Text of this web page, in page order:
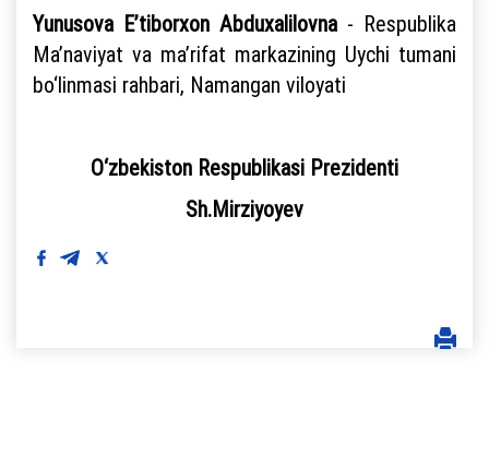
Yunusova E’tiborxon Abduxalilovna- Respublika
Ma’naviyat va ma’rifat markazining Uychi tumani
bo‘linmasi rahbari, Namangan viloyati
O‘zbekiston Respublikasi Prezidenti
Sh.Mirziyoyev